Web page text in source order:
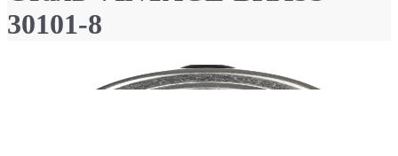
30101-8